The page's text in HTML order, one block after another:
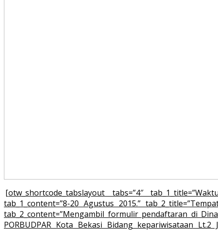
[otw_shortcode_tabslayout tabs=”4″
tab_1_content=”8-20 Agustus 2015.”
tab_2_content=”Mengambil formulir pendaftaran di
PORBUDPAR Kota Bekasi Bidang kepariwisataan Lt.2